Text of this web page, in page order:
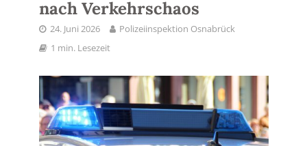
nach Verkehrschaos
24. Juni 2026
Polizeiinspektion Osnabrück
1 min. Lesezeit